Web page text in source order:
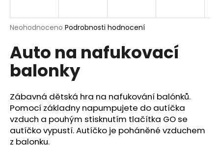
Průměrné
produktu
je
0,0
hvězdiček.
Neohodnoceno Podrobnosti hodnocení
Auto na nafukovací
balonky
Zábavná dětská hra na nafukování balónků.
Pomocí základny napumpujete do autíčka
vzduch a pouhým stisknutím tlačítka GO se
autíčko vypustí. Autíčko je poháněné vzduchem
z balonku.
j
t
?
HLEDAT